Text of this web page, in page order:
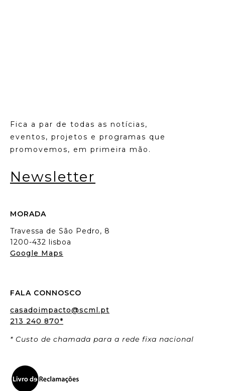
Fica a par de todas as notícias,
eventos, projetos e programas que
promovemos, em primeira mão.
Newsletter
MORADA
Travessa de São Pedro, 8
1200-432 lisboa
Google Maps
FALA CONNOSCO
casadoimpacto@scml.pt
213 240 870*
* Custo de chamada para a rede fixa nacional